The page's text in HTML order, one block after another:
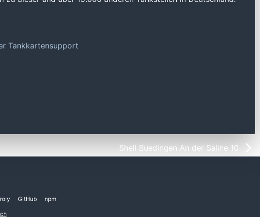
Tankkartensupport
Shell Buedingen An der Saline 10
GitHub npm